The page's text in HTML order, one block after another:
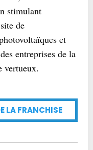
stimulant
de
et
entreprises de la
vertueux.
LA FRANCHISE